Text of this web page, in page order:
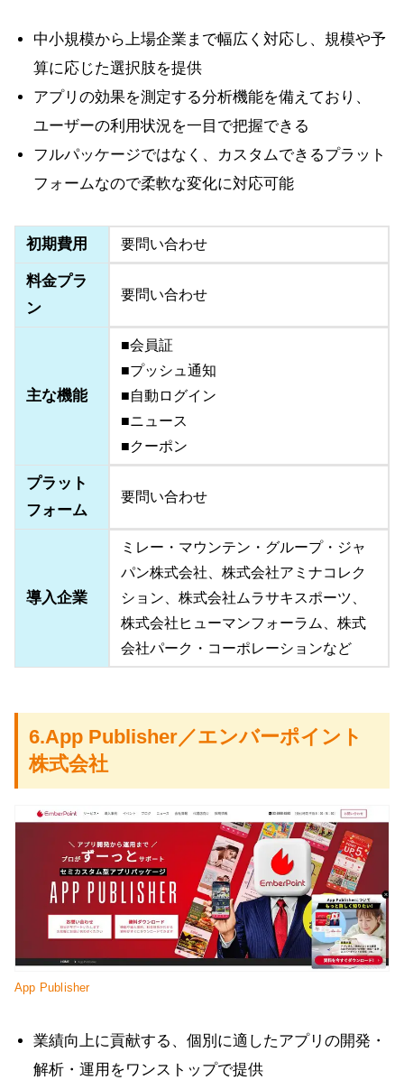
中小規模から上場企業まで幅広く対応し、規模や予
算に応じた選択肢を提供
アプリの効果を測定する分析機能を備えており、
ユーザーの利用状況を一目で把握できる
フルパッケージではなく、カスタムできるプラット
フォームなので柔軟な変化に対応可能
初期費用 要問い合わせ
料金プラ
ン
要問い合わせ
主な機能
■会員証
■プッシュ通知
■自動ログイン
■ニュース
■クーポン
プラット
フォーム
要問い合わせ
導入企業
ミレー・マウンテン・グループ・ジャ
パン株式会社、株式会社アミナコレク
ション、株式会社ムラサキスポーツ、
株式会社ヒューマンフォーラム、株式
会社パーク・コーポレーションなど
6.App Publisher／エンバーポイント
株式会社
App Publisher
業績向上に貢献する、個別に適したアプリの開発・
解析・運用をワンストップで提供